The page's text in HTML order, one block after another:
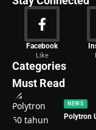
Facebook
Like
Categories
News
2029 Articles
Must Read
NEWS
Polytron